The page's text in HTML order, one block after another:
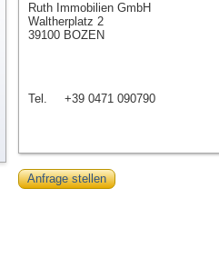
Ruth Immobilien GmbH
Waltherplatz 2
39100 BOZEN
Tel. +39 0471 090790
Anfrage stellen